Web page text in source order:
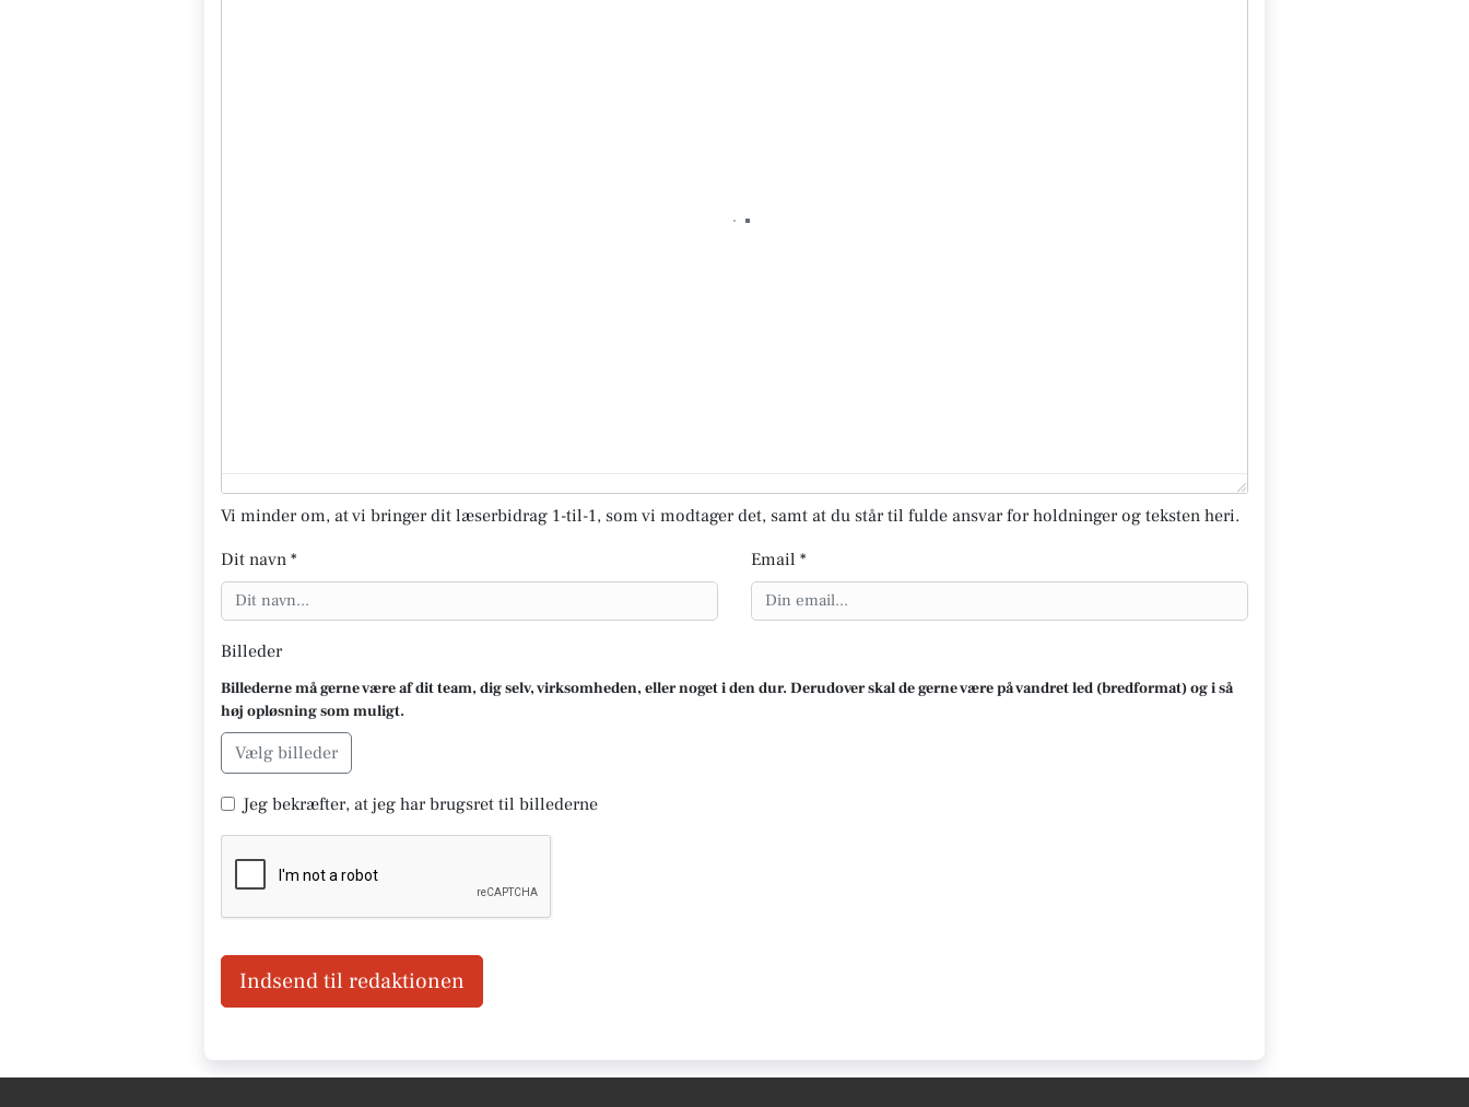
Vi minder om, at vi bringer dit læserbidrag 1-til-1, som vi modtager det, samt at du står til fulde ansvar for holdninger og teksten heri.
Dit navn *
Email *
Billeder
Billederne må gerne være af dit team, dig selv, virksomheden, eller noget i den dur. Derudover skal de gerne være på vandret led (bredformat) og i så
høj opløsning som muligt.
Vælg billeder
Jeg bekræfter, at jeg har brugsret til billederne
Indsend til redaktionen